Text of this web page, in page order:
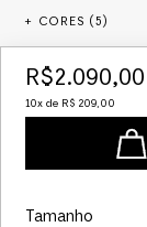
+ CORES (5)
Tamanho
R$2.090,00
10x de R$ 209,00